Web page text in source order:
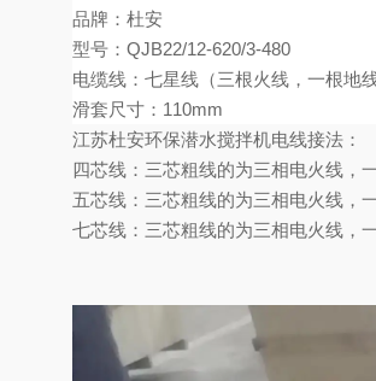
品牌 ：杜安
型号： QJB22/12-620/3-480
电缆线： 七星线（三根火线，一根地
滑套尺寸： 110mm
江苏杜安环保潜水搅拌机电线接法：
四芯线：三芯粗线的为三相电火线，
五芯线：三芯粗线的为三相电火线，
七芯线：三芯粗线的为三相电火线，